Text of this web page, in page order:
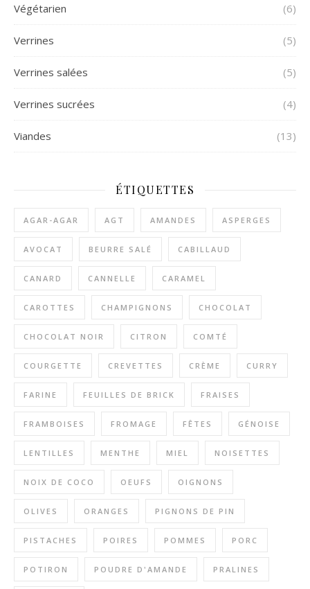
Végétarien (6)
Verrines (5)
Verrines salées (5)
Verrines sucrées (4)
Viandes (13)
ÉTIQUETTES
AGAR-AGAR AGT AMANDES ASPERGES
AVOCAT BEURRE SALÉ CABILLAUD
CANARD CANNELLE CARAMEL
CAROTTES CHAMPIGNONS CHOCOLAT
CHOCOLAT NOIR CITRON COMTÉ
COURGETTE CREVETTES CRÈME CURRY
FARINE FEUILLES DE BRICK FRAISES
FRAMBOISES FROMAGE FÊTES GÉNOISE
LENTILLES MENTHE MIEL NOISETTES
NOIX DE COCO OEUFS OIGNONS
OLIVES ORANGES PIGNONS DE PIN
PISTACHES POIRES POMMES PORC
POTIRON POUDRE D'AMANDE PRALINES